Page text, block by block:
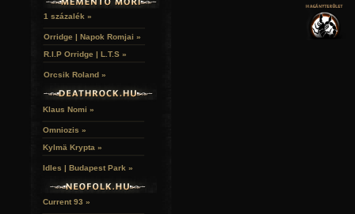
HELYEK
RELIKVIÁK
VERSEK
1 százalék »
Orridge | Napok Romjai »
R.I.P Orridge | L.T.S »
Orcsik Roland »
Klaus Nomi »
Omniozis »
Kylmä Krypta »
Idles | Budapest Park »
Current 93 »